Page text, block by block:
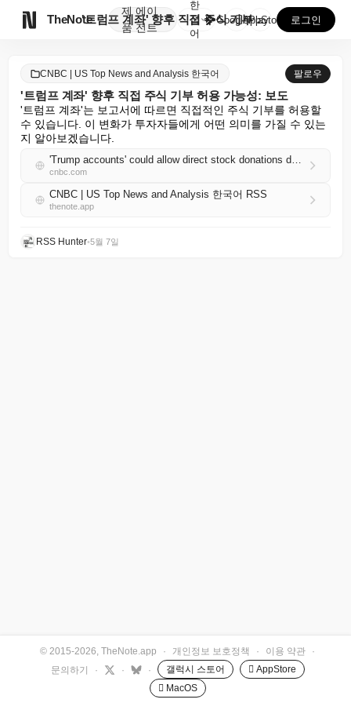
TheNote
제
품
에이
전트
'트럼프 계좌' 향후 직접 주식 기부 허용 가능성: 보...
한
국
어
GooglePlay
AppStore 로그인
CNBC | US Top News and Analysis 한국어 팔로우
'트럼프 계좌' 향후 직접 주식 기부 허용 가능성: 보도
'트럼프 계좌'는 보고서에 따르면 직접적인 주식 기부를 허용할
수 있습니다. 이 변화가 투자자들에게 어떤 의미를 가질 수 있는
지 알아보겠습니다.
'Trump accounts' could allow direct stock donations down the road: Reports
cnbc.com
CNBC | US Top News and Analysis 한국어 RSS
thenote.app
RSS Hunter•5월 7일
© 2015-2026, TheNote.app · 개인정보 보호정책 · 이용 약관
·
문의하기
· · · 갤럭시 스토어
 AppStore
 MacOS